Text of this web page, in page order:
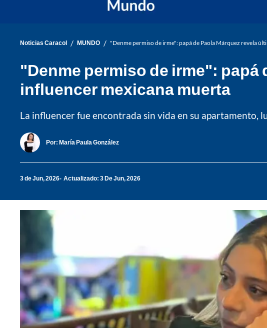
Noticias Caracol / MUNDO / "Denme permiso de irme": papá de Paola Márquez revela
"Denme permiso de irme": papá
influencer mexicana muerta
La influencer fue encontrada sin vida en su apartamento,
Por: María Paula González
3 de Jun, 2026 Actualizado: 3 De Jun, 2026